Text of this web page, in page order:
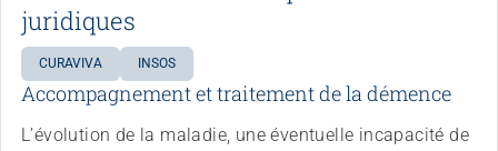
juridiques
CURAVIVA INSOS
Accompagnement et traitement de la démence
L’évolution de la maladie, une éventuelle incapacité de